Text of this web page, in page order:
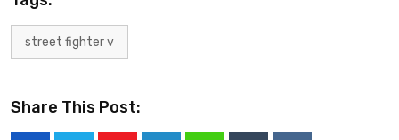
street fighter v
Share This Post: